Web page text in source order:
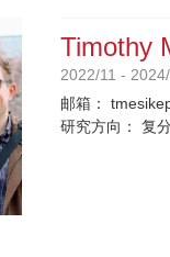
Timothy
2022/11 -
邮箱：
研究方向：
复